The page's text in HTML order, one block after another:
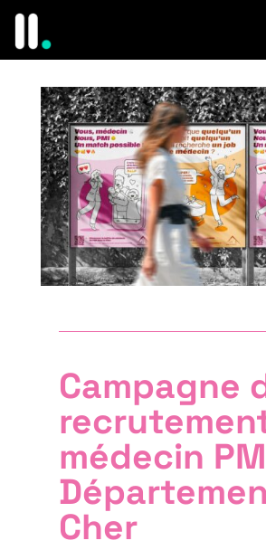
Campagne
médecin
Cher